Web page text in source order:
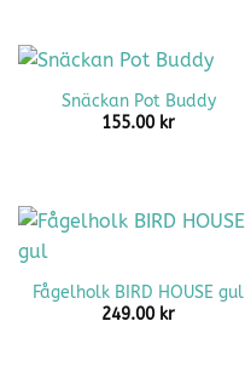
Snäckan Pot Buddy
155.00 kr
Fågelholk BIRD HOUSE gul
249.00 kr